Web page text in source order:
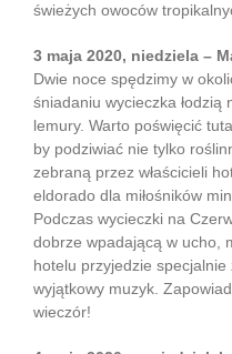
świeżych owoców
3 maja 2020, niedziela –
Dwie noce spędzimy w
śniadaniu wycieczka łodzią
lemury. Warto poświęcić
by podziwiać nie tylko
zebraną przez właścicieli
eldorado dla miłośników
Podczas wycieczki na
dobrze wpadającą w ucho,
hotelu przyjedzie
wyjątkowy muzyk.
wieczór!